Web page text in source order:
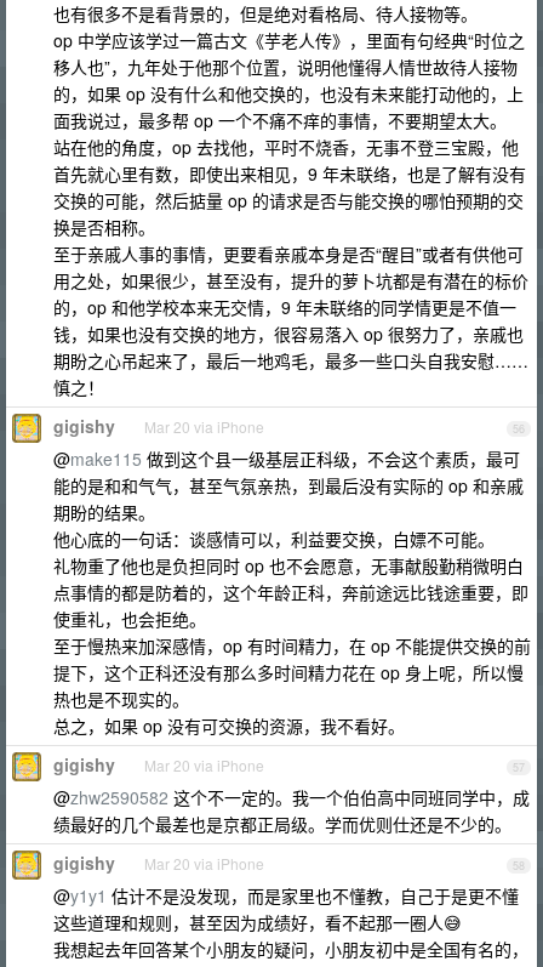
也有很多不是看背景的，但是绝对看格局、待人接物等。
op 中学应该学过一篇古文《芋老人传》，里面有句经典“时位之
移人也”，九年处于他那个位置，说明他懂得人情世故待人接物
的，如果 op 没有什么和他交换的，也没有未来能打动他的，上
面我说过，最多帮 op 一个不痛不痒的事情，不要期望太大。
站在他的角度，op 去找他，平时不烧香，无事不登三宝殿，他
首先就心里有数，即使出来相见，9 年未联络，也是了解有没有
交换的可能，然后掂量 op 的请求是否与能交换的哪怕预期的交
换是否相称。
至于亲戚人事的事情，更要看亲戚本身是否“醒目”或者有供他可
用之处，如果很少，甚至没有，提升的萝卜坑都是有潜在的标价
的，op 和他学校本来无交情，9 年未联络的同学情更是不值一
钱，如果也没有交换的地方，很容易落入 op 很努力了，亲戚也
期盼之心吊起来了，最后一地鸡毛，最多一些口头自我安慰……
慎之！
56
gigishy Mar 20 via iPhone
@make115 做到这个县一级基层正科级，不会这个素质，最可
能的是和和气气，甚至气氛亲热，到最后没有实际的 op 和亲戚
期盼的结果。
他心底的一句话：谈感情可以，利益要交换，白嫖不可能。
礼物重了他也是负担同时 op 也不会愿意，无事献殷勤稍微明白
点事情的都是防着的，这个年龄正科，奔前途远比钱途重要，即
使重礼，也会拒绝。
至于慢热来加深感情，op 有时间精力，在 op 不能提供交换的前
提下，这个正科还没有那么多时间精力花在 op 身上呢，所以慢
热也是不现实的。
总之，如果 op 没有可交换的资源，我不看好。
57
gigishy Mar 20 via iPhone
@zhw2590582 这个不一定的。我一个伯伯高中同班同学中，成
绩最好的几个最差也是京都正局级。学而优则仕还是不少的。
58
gigishy Mar 20 via iPhone
@y1y1 估计不是没发现，而是家里也不懂教，自己于是更不懂
这些道理和规则，甚至因为成绩好，看不起那一圈人😅
我想起去年回答某个小朋友的疑问，小朋友初中是全国有名的，